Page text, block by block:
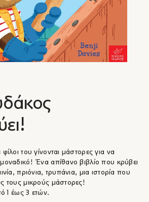
του γίνονται μάστορες για να
Ένα απίθανο βιβλίο που κρύβει
πριόνια, τρυπάνια, μια ιστορία που
τους μικρούς μάστορες!
1 έως 3 ετών.